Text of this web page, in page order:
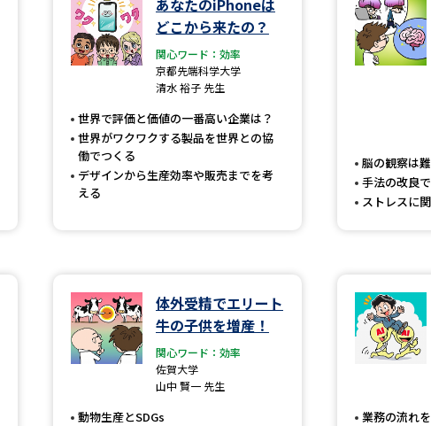
大学で学べる内容
新増設大学・学部・学科
新学年ス
新学年スタート号特集ペ
SELFBRAND特集ページ
来場型・Web型イベント
受
あなたのiPhoneは
どこから来たの？
関心ワード：効率
京都先端科学大学
清水 裕子 先生
世界で評価と価値の一番高い企業は？
世界がワクワクする製品を世界との協
働でつくる
デザインから生産効率や販売までを考
える
脳の観察は
手法の改良
ストレスに
体外受精でエリート
牛の子供を増産！
関心ワード：効率
佐賀大学
山中 賢一 先生
動物生産とSDGs
業務の流れ